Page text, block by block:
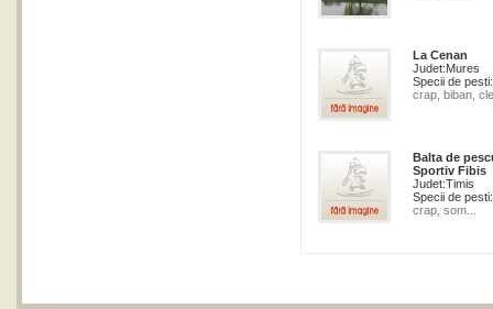
La Cenan
Judet:Mures
Specii de pesti:
crap, biban,
Balta de
Sportiv Fibis
Judet:Timis
Specii de pesti:
crap, som...